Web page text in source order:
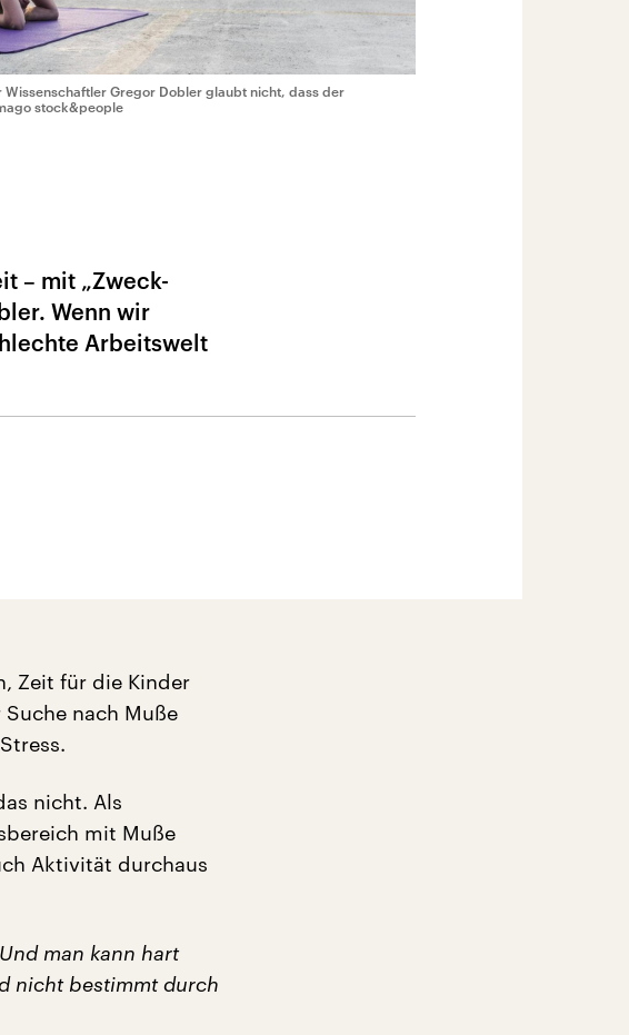
Gregor Dobler glaubt nicht, dass der
stock&people
– mit „Zweck-
Wenn wir
Arbeitswelt
Zeit für die Kinder
nach Muße
nicht. Als
mit Muße
Aktivität durchaus
man kann hart
nicht bestimmt durch